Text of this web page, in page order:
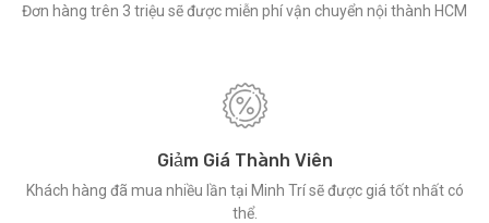
Đơn hàng trên 3 triệu sẽ được miễn phí vận chuyển nội thành HCM
Giảm Giá Thành Viên
Khách hàng đã mua nhiều lần tại Minh Trí sẽ được giá tốt nhất có
thể.